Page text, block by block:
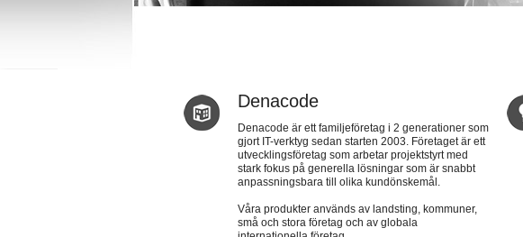
Denacode
Denacode är ett familjeföretag i 2 generationer som
gjort IT-verktyg sedan starten 2003. Företaget är ett
utvecklingsföretag som arbetar projektstyrt med
stark fokus på generella lösningar som är snabbt
anpassningsbara till olika kundönskemål.
Våra produkter används av landsting, kommuner,
små och stora företag och av globala